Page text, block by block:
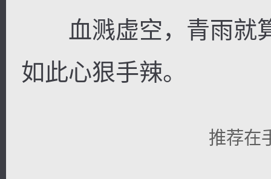
血溅虚空，青雨就
如此心狠手辣。
推荐在